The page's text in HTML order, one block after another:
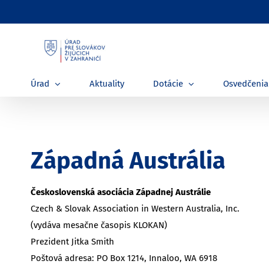
to
Úrad Aktuality Dotácie Osvedčenia
Západná Austrália
Československá asociácia Západnej Austrálie
Czech & Slovak Association in Western Australia, Inc.
(vydáva mesačne časopis KLOKAN)
Prezident Jitka Smith
Poštová adresa: PO Box 1214, Innaloo, WA 6918